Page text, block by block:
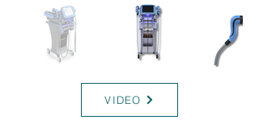
VIDEO